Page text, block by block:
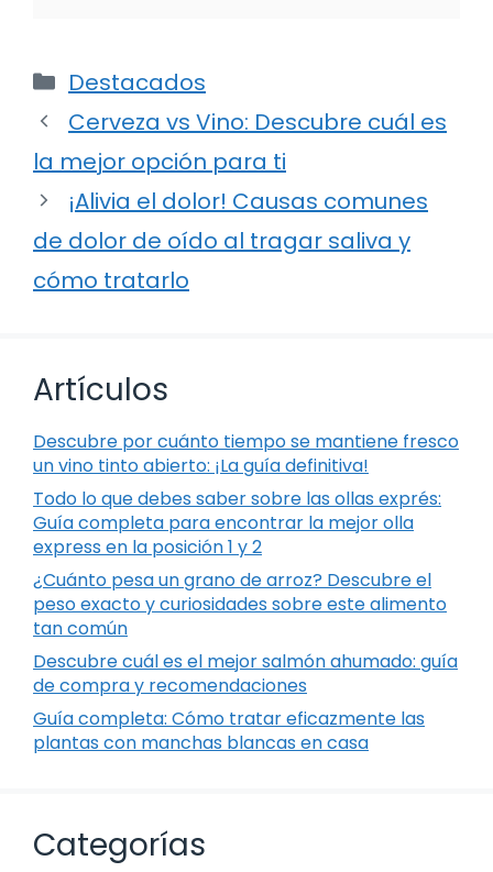
Categorías
Destacados
Cerveza vs Vino: Descubre cuál es
la mejor opción para ti
¡Alivia el dolor! Causas comunes
de dolor de oído al tragar saliva y
cómo tratarlo
Artículos
Descubre por cuánto tiempo se mantiene fresco
un vino tinto abierto: ¡La guía definitiva!
Todo lo que debes saber sobre las ollas exprés:
Guía completa para encontrar la mejor olla
express en la posición 1 y 2
¿Cuánto pesa un grano de arroz? Descubre el
peso exacto y curiosidades sobre este alimento
tan común
Descubre cuál es el mejor salmón ahumado: guía
de compra y recomendaciones
Guía completa: Cómo tratar eficazmente las
plantas con manchas blancas en casa
Categorías